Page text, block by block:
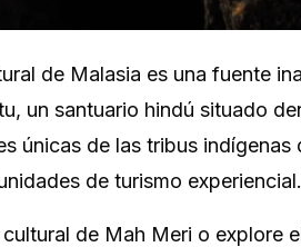
de Malasia es una fuente
un santuario hindú situado
únicas de las tribus
de turismo experiencial.
de Mah Meri o explore